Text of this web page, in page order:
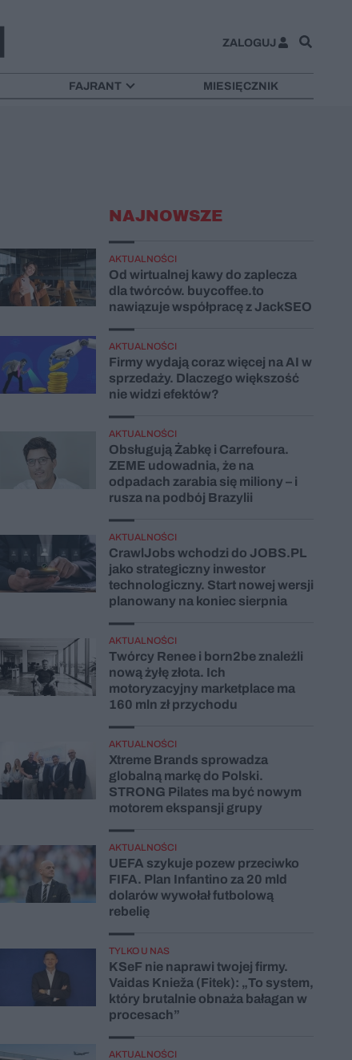
ZALOGUJ
FAJRANT MIESIĘCZNIK
NAJNOWSZE
AKTUALNOŚCI
Od wirtualnej kawy do zaplecza
dla twórców. buycoffee.to
nawiązuje współpracę z JackSEO
AKTUALNOŚCI
Firmy wydają coraz więcej na AI w
sprzedaży. Dlaczego większość
nie widzi efektów?
AKTUALNOŚCI
Obsługują Żabkę i Carrefoura.
ZEME udowadnia, że na
odpadach zarabia się miliony – i
rusza na podbój Brazylii
AKTUALNOŚCI
CrawlJobs wchodzi do JOBS.PL
jako strategiczny inwestor
technologiczny. Start nowej wersji
planowany na koniec sierpnia
AKTUALNOŚCI
Twórcy Renee i born2be znaleźli
nową żyłę złota. Ich
motoryzacyjny marketplace ma
160 mln zł przychodu
AKTUALNOŚCI
Xtreme Brands sprowadza
globalną markę do Polski.
STRONG Pilates ma być nowym
motorem ekspansji grupy
AKTUALNOŚCI
UEFA szykuje pozew przeciwko
FIFA. Plan Infantino za 20 mld
dolarów wywołał futbolową
rebelię
TYLKO U NAS
KSeF nie naprawi twojej firmy.
Vaidas Knieža (Fitek): „To system,
który brutalnie obnaża bałagan w
procesach”
AKTUALNOŚCI